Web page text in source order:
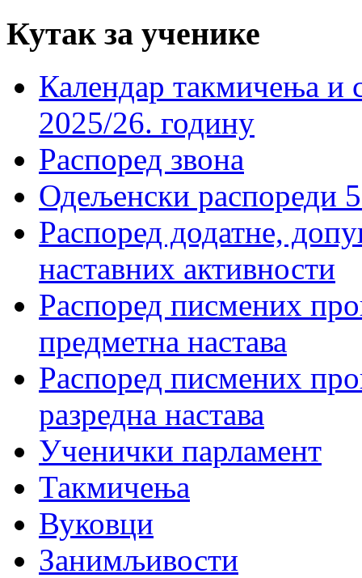
Кутак за ученике
Календар такмичења
2025/26. годину
Распоред звона
Одељенски распореди
Распоред додатне,
наставних активности
Распоред писмених
предметна настава
Распоред писмених
разредна настава
Ученички парламент
Такмичења
Вуковци
Занимљивости